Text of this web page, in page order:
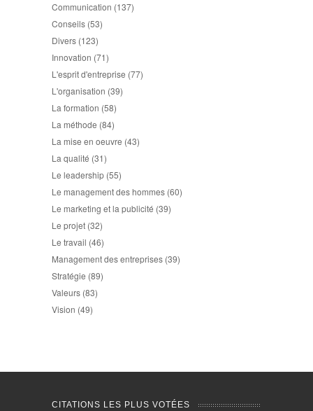
Communication (137)
Conseils (53)
Divers (123)
Innovation (71)
L'esprit d'entreprise (77)
L'organisation (39)
La formation (58)
La méthode (84)
La mise en oeuvre (43)
La qualité (31)
Le leadership (55)
Le management des hommes (60)
Le marketing et la publicité (39)
Le projet (32)
Le travail (46)
Management des entreprises (39)
Stratégie (89)
Valeurs (83)
Vision (49)
CITATIONS LES PLUS VOTÉES